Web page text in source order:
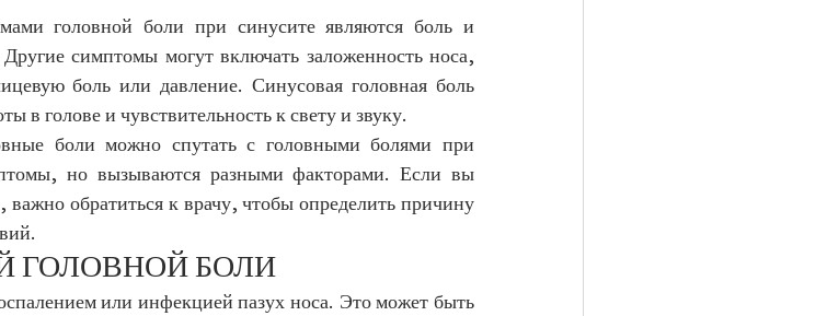
головной боли при синусите являются боль и
симптомы могут включать заложенность носа,
боль или давление. Синусовая головная боль
в голове и чувствительность к свету и звуку.
боли можно спутать с головными болями при
но вызываются разными факторами. Если вы
обратиться к врачу, чтобы определить причину
ГОЛОВНОЙ БОЛИ
или инфекцией пазух носа. Это может быть